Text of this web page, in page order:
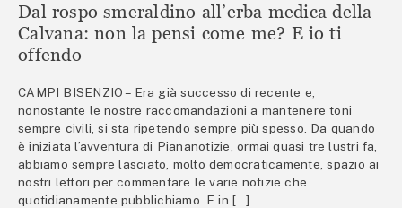
Dal rospo smeraldino all’erba medica della
Calvana: non la pensi come me? E io ti
offendo
CAMPI BISENZIO – Era già successo di recente e,
nonostante le nostre raccomandazioni a mantenere toni
sempre civili, si sta ripetendo sempre più spesso. Da quando
è iniziata l’avventura di Piananotizie, ormai quasi tre lustri fa,
abbiamo sempre lasciato, molto democraticamente, spazio ai
nostri lettori per commentare le varie notizie che
quotidianamente pubblichiamo. E in […]